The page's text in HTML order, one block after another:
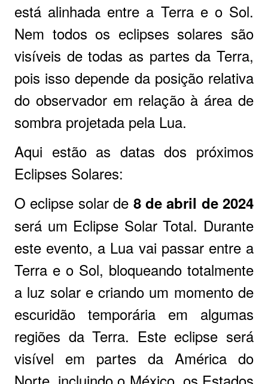
está alinhada entre a Terra e o Sol.
Nem todos os eclipses solares são
visíveis de todas as partes da Terra,
pois isso depende da posição relativa
do observador em relação à área de
sombra projetada pela Lua.
Aqui estão as datas dos próximos
Eclipses Solares:
O eclipse solar de 8 de abril de 2024
será um Eclipse Solar Total. Durante
este evento, a Lua vai passar entre a
Terra e o Sol, bloqueando totalmente
a luz solar e criando um momento de
escuridão temporária em algumas
regiões da Terra. Este eclipse será
visível em partes da América do